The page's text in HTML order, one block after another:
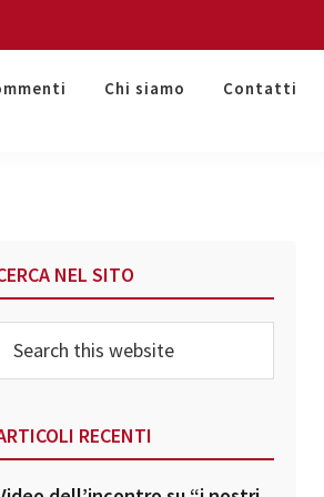
Chi siamo Contatti
NEL SITO
this
RECENTI